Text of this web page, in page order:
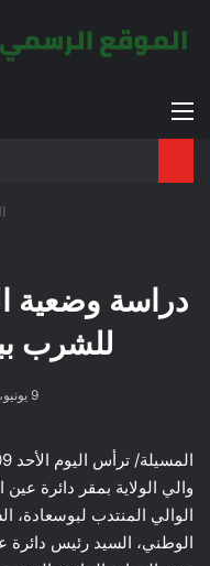
القائمة
دراسة وضعية
للشرب
9 يونيو، 2024
والي الولاية بمقر دائرة
الوالي المنتدب لبوسعادة،
الوطني، السيد رئيس دائرة